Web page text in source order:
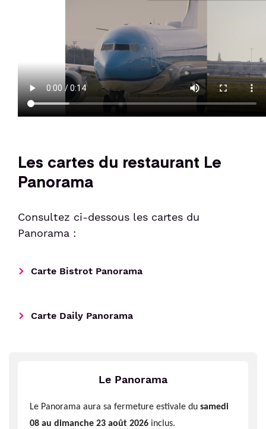
Les cartes du restaurant Le
Panorama
Consultez ci-dessous les cartes du
Panorama :
Carte Bistrot Panorama
Carte Daily Panorama
Le Panorama
Le Panorama aura sa fermeture estivale du samedi
08 au dimanche 23 août 2026 inclus.